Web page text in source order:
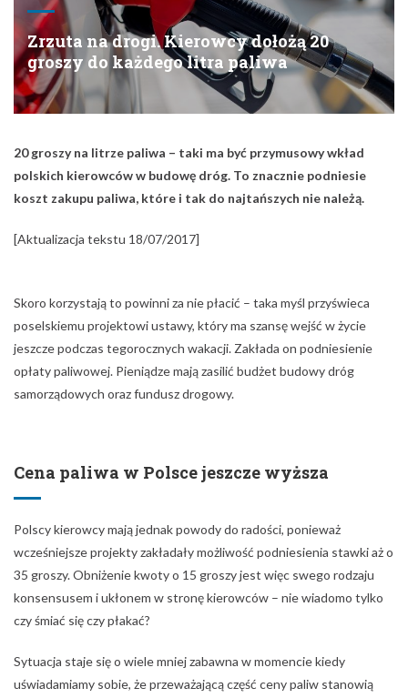
Zrzuta na drogi. Kierowcy dołożą 20
groszy do każdego litra paliwa
20 groszy na litrze paliwa – taki ma być przymusowy wkład
polskich kierowców w budowę dróg. To znacznie podniesie
koszt zakupu paliwa, które i tak do najtańszych nie należą.
[Aktualizacja tekstu 18/07/2017]
Skoro korzystają to powinni za nie płacić – taka myśl przyświeca
poselskiemu projektowi ustawy, który ma szansę wejść w życie
jeszcze podczas tegorocznych wakacji. Zakłada on podniesienie
opłaty paliwowej. Pieniądze mają zasilić budżet budowy dróg
samorządowych oraz fundusz drogowy.
Cena paliwa w Polsce jeszcze wyższa
Polscy kierowcy mają jednak powody do radości, ponieważ
wcześniejsze projekty zakładały możliwość podniesienia stawki aż o
35 groszy. Obniżenie kwoty o 15 groszy jest więc swego rodzaju
konsensusem i ukłonem w stronę kierowców – nie wiadomo tylko
czy śmiać się czy płakać?
Sytuacja staje się o wiele mniej zabawna w momencie kiedy
uświadamiamy sobie, że przeważającą część ceny paliw stanowią